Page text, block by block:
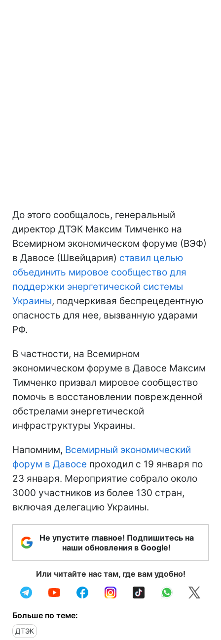
До этого сообщалось, генеральный
директор ДТЭК Максим Тимченко на
Всемирном экономическом форуме (ВЭФ)
в Давосе (Швейцария) ставил целью
объединить мировое сообщество для
поддержки энергетической системы
Украины, подчеркивая беспрецедентную
опасность для нее, вызванную ударами
РФ.
В частности, на Всемирном
экономическом форуме в Давосе Максим
Тимченко призвал мировое сообщество
помочь в восстановлении поврежденной
обстрелами энергетической
инфраструктуры Украины.
Напомним, Всемирный экономический
форум в Давосе проходил с 19 января по
23 января. Мероприятие собрало около
3000 участников из более 130 стран,
включая делегацию Украины.
Не упустите главное! Подпишитесь на
наши обновления в Google!
Или читайте нас там, где вам удобно!
Больше по теме:
ДТЭК